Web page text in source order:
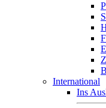
International
Ins